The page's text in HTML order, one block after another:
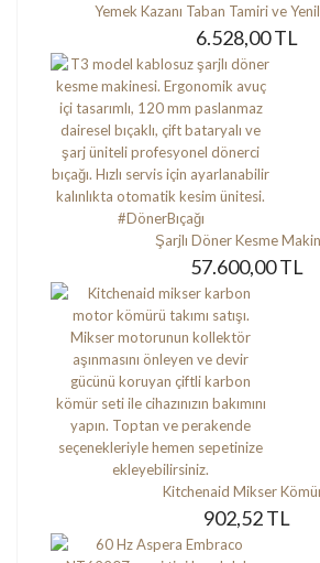
Yemek Kazanı Taban Tamiri ve
6.528,00 TL
Şarjlı Döner Kesme
57.600,00 TL
Kitchenaid Mikser
902,52 TL